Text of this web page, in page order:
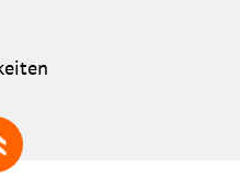
Seitenanfang